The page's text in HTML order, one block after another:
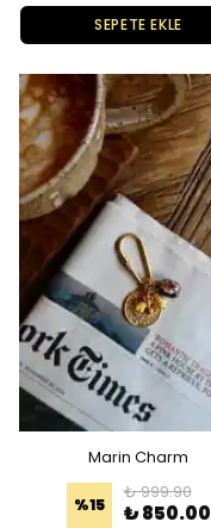
SEPETE EKLE
Marin Charm
%15
₺ 999.90
₺ 850.00